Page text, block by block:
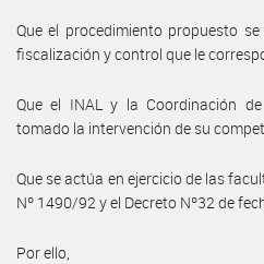
Que el procedimiento propuesto
fiscalización y control que le
Que el INAL y la Coordinación
tomado la intervención de su
Que se actúa en ejercicio de las
Nº 1490/92 y el Decreto Nº32 de
Por ello,